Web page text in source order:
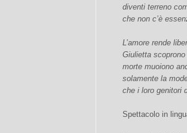
diventi terreno
che non c’è
L’amore rende
Giulietta
morte muoiono
solamente la
che i loro genitori
Spettacolo in